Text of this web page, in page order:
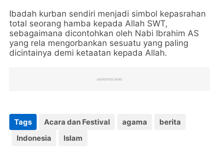
Ibadah kurban sendiri menjadi simbol kepasrahan
total seorang hamba kepada Allah SWT,
sebagaimana dicontohkan oleh Nabi Ibrahim AS
yang rela mengorbankan sesuatu yang paling
dicintainya demi ketaatan kepada Allah.
Tags Acara dan Festival agama
berita
Indonesia
Islam